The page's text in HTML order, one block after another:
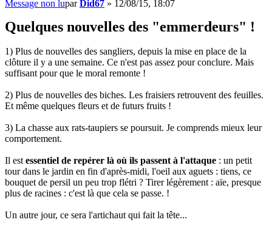
Message non luparDid67 » 12/08/15, 18:07
Quelques nouvelles des "emmerdeurs" !
1) Plus de nouvelles des sangliers, depuis la mise en place de la
clôture il y a une semaine. Ce n'est pas assez pour conclure. Mais
suffisant pour que le moral remonte !
2) Plus de nouvelles des biches. Les fraisiers retrouvent des feuilles.
Et même quelques fleurs et de futurs fruits !
3) La chasse aux rats-taupiers se poursuit. Je comprends mieux leur
comportement.
Il est essentiel de repérer là où ils passent à l'attaque : un petit
tour dans le jardin en fin d'après-midi, l'oeil aux aguets : tiens, ce
bouquet de persil un peu trop flétri ? Tirer légèrement : aïe, presque
plus de racines : c'est là que cela se passe. !
Un autre jour, ce sera l'artichaut qui fait la tête...